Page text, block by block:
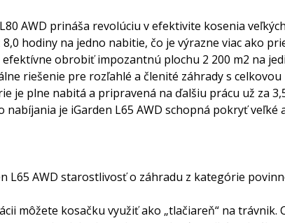
AWD prináša revolúciu v efektivite kosenia
hodiny na jedno nabitie, čo je výrazne viac ako
obrobiť impozantnú plochu 2 200 m2 na
riešenie pre rozľahlé a členité záhrady s
je plne nabitá a pripravená na ďalšiu prácu už za
je iGarden L65 AWD schopná pokryť
L65 AWD starostlivosť o záhradu z kategórie
môžete kosačku využiť ako „tlačiareň“ na